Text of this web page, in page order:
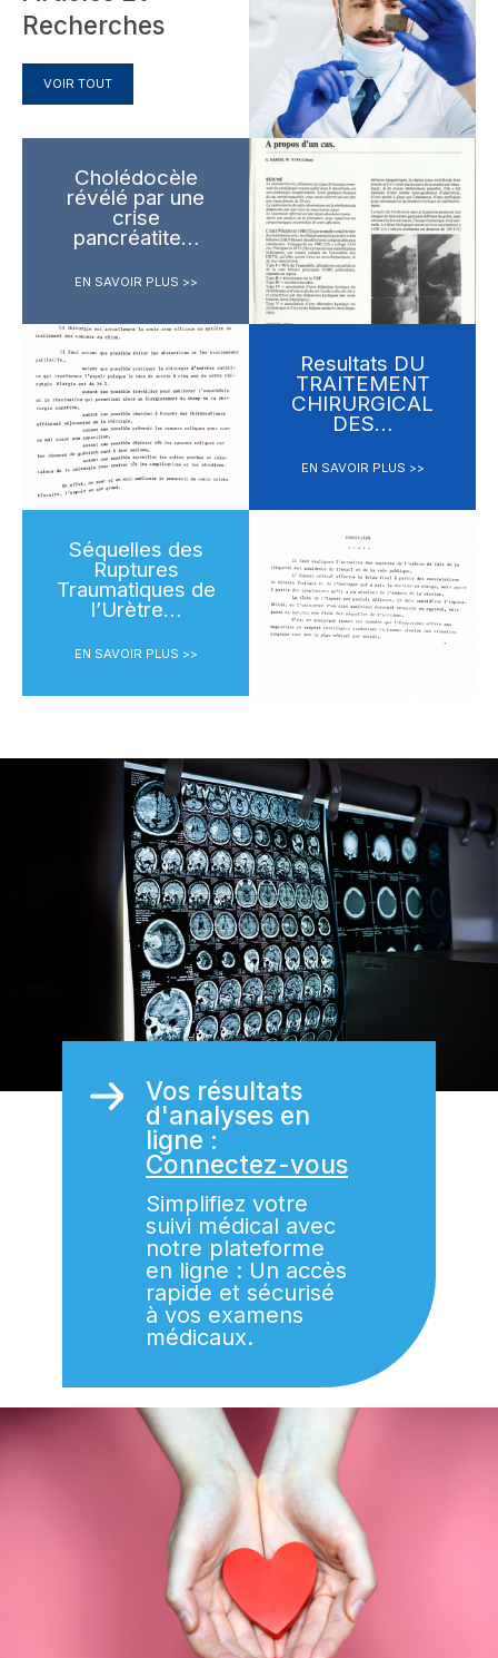
Recherches
VOIR TOUT
Cholédocèle
révélé par une
crise
pancréatite…
EN SAVOIR PLUS >>
Resultats DU
TRAITEMENT
CHIRURGICAL
DES…
EN SAVOIR PLUS >>
Séquelles des
Ruptures
Traumatiques de
l’Urètre…
EN SAVOIR PLUS >>
Vos résultats
d'analyses en
ligne :
Connectez-vous
Simplifiez votre
suivi médical avec
notre plateforme
en ligne : Un accès
rapide et sécurisé
à vos examens
médicaux.